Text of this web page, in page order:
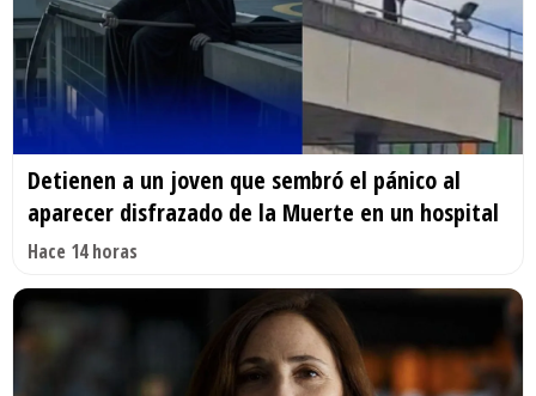
Detienen a un joven que sembró el pánico al
aparecer disfrazado de la Muerte en un hospital
Hace 14 horas